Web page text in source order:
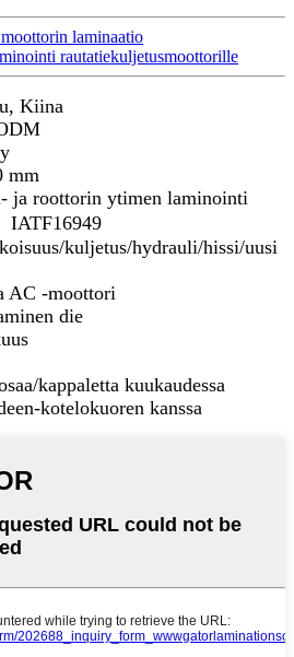
laminaatio
rautatiekuljetusmoottorille
Kiina
mm
ja roottorin ytimen laminointi
IATF16949
kuljetus/hydrauli/hissi/uusi
AC -moottori
die
kappaletta kuukaudessa
kotelokuoren kanssa